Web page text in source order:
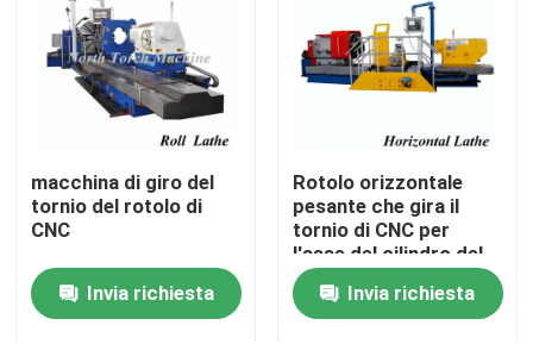
Casa
macchina di giro del
tornio del rotolo di
CNC
Invia richiesta
Rotolo orizzontale
pesante che gira il
tornio di CNC per
l'asse del cilindro del
rullo di ghisa
Invia richiesta